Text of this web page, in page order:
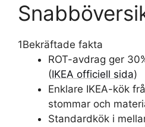
1Bekräftade fakta
ROT-avdrag ger
(IKEA officiell sida)
Enklare IKEA-kök
stommar och
Standardkök i